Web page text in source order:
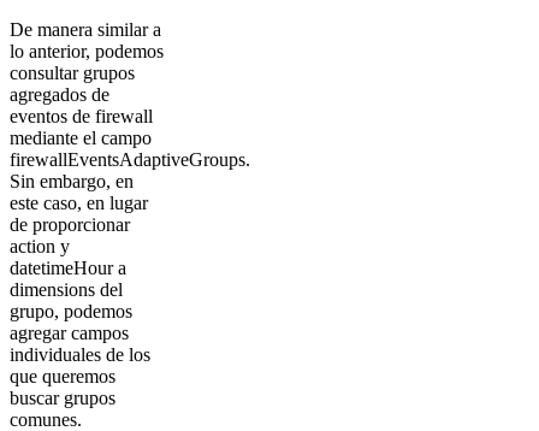
De manera similar a
lo anterior, podemos
consultar grupos
agregados de
eventos de firewall
mediante el campo
firewallEventsAdaptiveGroups.
Sin embargo, en
este caso, en lugar
de proporcionar
action y
datetimeHour a
dimensions del
grupo, podemos
agregar campos
individuales de los
que queremos
buscar grupos
comunes.